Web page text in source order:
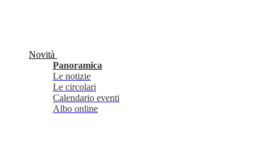
Novità
Panoramica
Le notizie
Le circolari
Calendario eventi
Albo online